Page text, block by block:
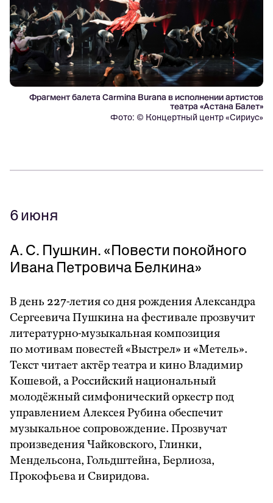
Фрагмент балета Carmina Burana в исполнении артистов
театра «Астана Балет»
Фото: © Концертный центр «Сириус»
6 июня
А. С. Пушкин. «Повести покойного
Ивана Петровича Белкина»
В день 227-летия со дня рождения Александра
Сергеевича Пушкина на фестивале прозвучит
литературно-музыкальная композиция
по мотивам повестей «Выстрел» и «Метель».
Текст читает актёр театра и кино Владимир
Кошевой, а Российский национальный
молодёжный симфонический оркестр под
управлением Алексея Рубина обеспечит
музыкальное сопровождение. Прозвучат
произведения Чайковского, Глинки,
Мендельсона, Гольдштейна, Берлиоза,
Прокофьева и Свиридова.